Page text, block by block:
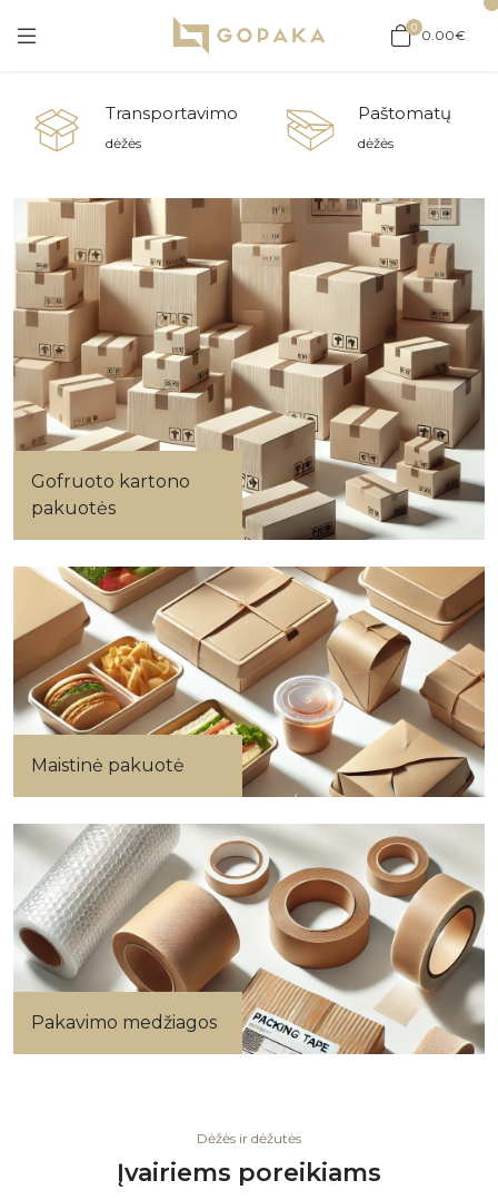
0 0.00€
Transportavimo
dėžės
Paštomatų
dėžės
Gofruoto kartono
pakuotės
Maistinė pakuotė
Pakavimo medžiagos
Dėžės ir dėžutės
Įvairiems poreikiams